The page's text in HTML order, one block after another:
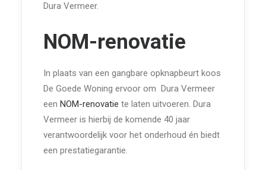
Dura Vermeer.
NOM-renovatie
In plaats van een gangbare opknapbeurt koos
De Goede Woning ervoor om Dura Vermeer
een NOM-renovatie te laten uitvoeren. Dura
Vermeer is hierbij de komende 40 jaar
verantwoordelijk voor het onderhoud én biedt
een prestatiegarantie.